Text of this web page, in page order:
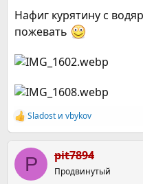
Нафиг курятину с
пожевать
Р
е
к
ц
и
Sladost и vbykov
P pit7894
Продвинутый